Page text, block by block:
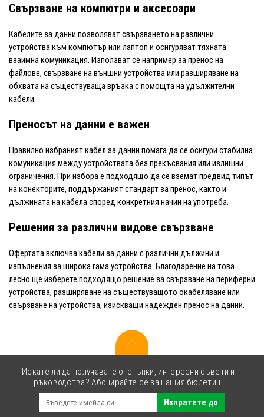
Свързване на компютри и аксесоари
Кабелите за данни позволяват свързването на различни
устройства към компютър или лаптоп и осигуряват тяхната
взаимна комуникация. Използват се например за пренос на
файлове, свързване на външни устройства или разширяване на
обхвата на съществуваща връзка с помощта на удължителни
кабели.
Преносът на данни е важен
Правилно избраният кабел за данни помага да се осигури стабилна
комуникация между устройствата без прекъсвания или излишни
ограничения. При избора е подходящо да се вземат предвид типът
на конекторите, поддържаният стандарт за пренос, както и
дължината на кабела според конкретния начин на употреба.
Решения за различни видове свързване
Офертата включва кабели за данни с различни дължини и
изпълнения за широка гама устройства. Благодарение на това
лесно ще изберете подходящо решение за свързване на периферни
устройства, разширяване на съществуващото окабеляване или
свързване на устройства, изискващи надежден пренос на данни.
Искате ли да получавате отстъпки, интересни съвети и
ръководства? Абонирайте се за нашия бюлетин.
Изпратете до